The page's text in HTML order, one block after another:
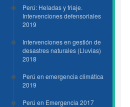
Perú: Heladas y friaje.
Intervenciones defensoriales
2019
Intervenciones en gestión de
desastres naturales (Lluvias)
2018
Perú en emergencia climática
2019
Perú en Emergencia 2017